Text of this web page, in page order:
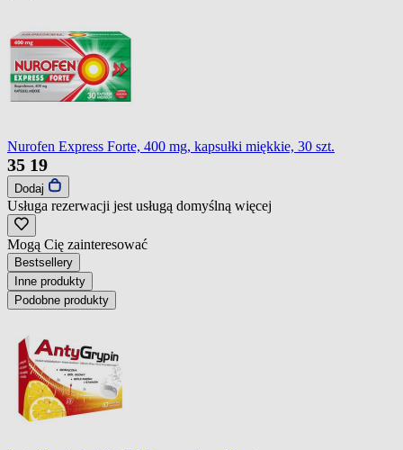
Nurofen Express Forte, 400 mg, kapsułki miękkie, 30 szt.
35 19
Dodaj
Usługa rezerwacji jest usługą domyślną więcej
Mogą Cię zainteresować
Bestsellery
Inne produkty
Podobne produkty